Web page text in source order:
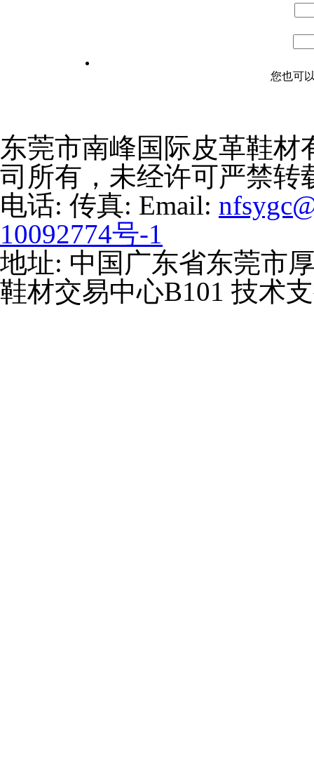
您也可
东莞市南峰国际皮革鞋
司所有，未经许可严禁转
电话: 传真: Email:
10092774号-1
地址: 中国广东省东莞市
鞋材交易中心B101 技术